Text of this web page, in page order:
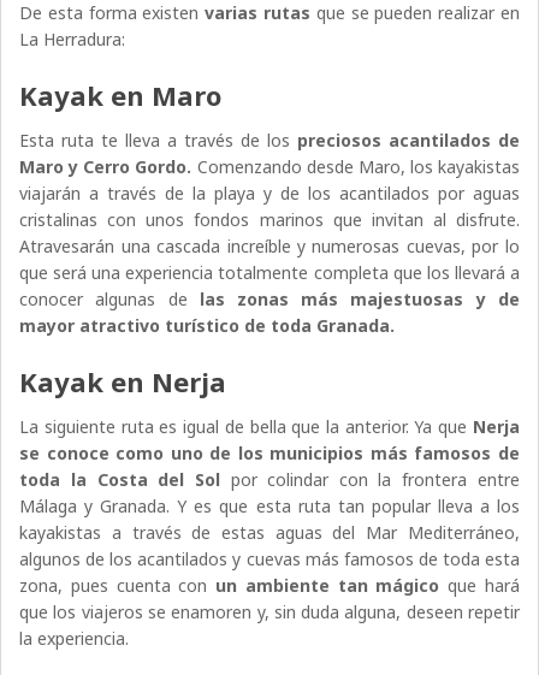
De esta forma existen varias rutas que se pueden realizar en
La Herradura:
Kayak en Maro
Esta ruta te lleva a través de los preciosos acantilados de
Maro y Cerro Gordo. Comenzando desde Maro, los kayakistas
viajarán a través de la playa y de los acantilados por aguas
cristalinas con unos fondos marinos que invitan al disfrute.
Atravesarán una cascada increíble y numerosas cuevas, por lo
que será una experiencia totalmente completa que los llevará a
conocer algunas de las zonas más majestuosas y de
mayor atractivo turístico de toda Granada.
Kayak en Nerja
La siguiente ruta es igual de bella que la anterior. Ya que Nerja
se conoce como uno de los municipios más famosos de
toda la Costa del Sol por colindar con la frontera entre
Málaga y Granada. Y es que esta ruta tan popular lleva a los
kayakistas a través de estas aguas del Mar Mediterráneo,
algunos de los acantilados y cuevas más famosos de toda esta
zona, pues cuenta con un ambiente tan mágicoque hará
que los viajeros se enamoren y, sin duda alguna, deseen repetir
la experiencia.